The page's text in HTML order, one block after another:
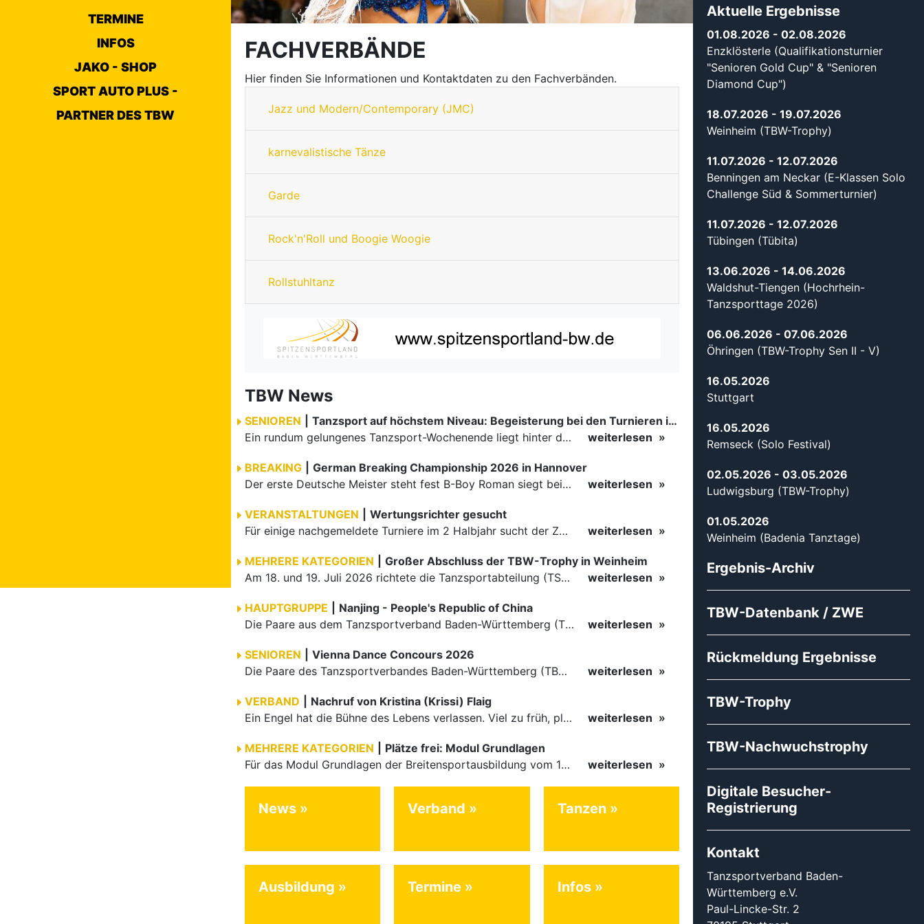
TERMINE
INFOS
JAKO - SHOP
SPORT AUTO PLUS -
PARTNER DES TBW
FACHVERBÄNDE
Hier finden Sie Informationen und Kontaktdaten zu den Fachverbänden.
Jazz und Modern/Contemporary (JMC)
karnevalistische Tänze
Garde
Rock'n'Roll und Boogie Woogie
Rollstuhltanz
TBW News
SENIOREN
Tanzsport auf höchstem Niveau: Begeisterung bei den Turnieren in…
Ein rundum gelungenes Tanzsport-Wochenende liegt hinter den Paaren und Organisatoren in Enzklösterle. Am 1. und 2. August 2026 verwandelte sich die Festhalle wieder in einen lebendigen Mittelpunkt des…
weiterlesen
BREAKING
German Breaking Championship 2026 in Hannover
Der erste Deutsche Meister steht fest B-Boy Roman siegt bei den Juniors
weiterlesen
VERANSTALTUNGEN
Wertungsrichter gesucht
Für einige nachgemeldete Turniere im 2 Halbjahr sucht der ZWE noch Wertungsrichter.
weiterlesen
MEHRERE KATEGORIEN
Großer Abschluss der TBW-Trophy in Weinheim
Am 18. und 19. Juli 2026 richtete die Tanzsportabteilung (TSA) der TSG 1862 Weinheim das Abschlussturnier der diesjährigen TBW-Trophy-Serie aus. Zum traditionellen Saisonfinale kamen rund 400 Starts über…
weiterlesen
HAUPTGRUPPE
Nanjing - People's Republic of China
Die Paare aus dem Tanzsportverband Baden-Württemberg (TBW) haben beim hochklassig besetzten WDSF GrandSlam im chinesischen Nanjing wieder einmal auf internationalem Top-Niveau geglänzt. Das…
weiterlesen
SENIOREN
Vienna Dance Concours 2026
Die Paare des Tanzsportverbandes Baden-Württemberg (TBW) glänzten auf dem internationalen Parkett des Vienna Dance Concourse 2026 im Wiener Rathaus mit hervorragenden Platzierungen Ergebnisse unter: …
weiterlesen
VERBAND
Nachruf von Kristina (Krissi) Flaig
Ein Engel hat die Bühne des Lebens verlassen. Viel zu früh, plötzlich und für uns alle unfassbar, wurde unsere geliebte Kristina (Krissi) Flaig im Alter von 36 Jahren aus dem Leben gerissen. Das Tanzen…
weiterlesen
MEHRERE KATEGORIEN
Plätze frei: Modul Grundlagen
Für das Modul Grundlagen der Breitensportausbildung vom 10. bis 13. September an der Landessportschule Albstadt sind noch Plätze frei. Das Modul kann auch für den Lizenzerhalt (30 LE fachlich) genutzt…
weiterlesen
News Verband Tanzen
Ausbildung Termine Infos
Aktuelle Ergebnisse
01.08.2026 - 02.08.2026
Enzklösterle (Qualifikationsturnier
"Senioren Gold Cup" & "Senioren
Diamond Cup")
18.07.2026 - 19.07.2026
Weinheim (TBW-Trophy)
11.07.2026 - 12.07.2026
Benningen am Neckar (E-Klassen Solo
Challenge Süd & Sommerturnier)
11.07.2026 - 12.07.2026
Tübingen (Tübita)
13.06.2026 - 14.06.2026
Waldshut-Tiengen (Hochrhein-
Tanzsporttage 2026)
06.06.2026 - 07.06.2026
Öhringen (TBW-Trophy Sen II - V)
16.05.2026
Stuttgart
16.05.2026
Remseck (Solo Festival)
02.05.2026 - 03.05.2026
Ludwigsburg (TBW-Trophy)
01.05.2026
Weinheim (Badenia Tanztage)
Ergebnis-Archiv
TBW-Datenbank / ZWE
Rückmeldung Ergebnisse
TBW-Trophy
TBW-Nachwuchstrophy
Digitale Besucher-
Registrierung
Kontakt
Tanzsportverband Baden-
Württemberg e.V.
Paul-Lincke-Str. 2